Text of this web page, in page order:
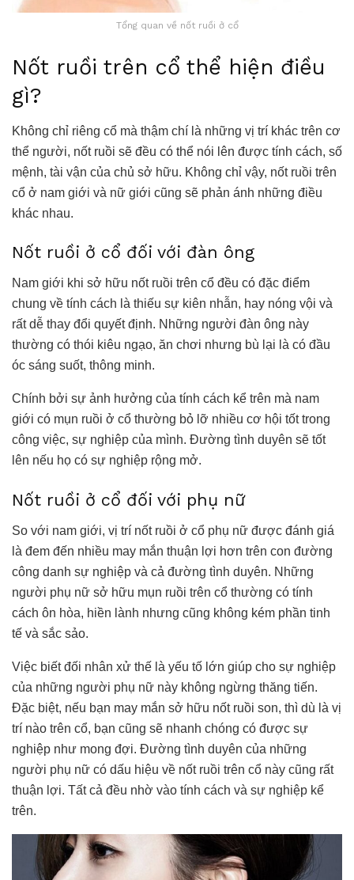
Tổng quan về nốt ruồi ở cổ
Nốt ruồi trên cổ thể hiện điều
gì?
Không chỉ riêng cổ mà thậm chí là những vị trí khác trên cơ
thể người, nốt ruồi sẽ đều có thể nói lên được tính cách, số
mệnh, tài vận của chủ sở hữu. Không chỉ vậy, nốt ruồi trên
cổ ở nam giới và nữ giới cũng sẽ phản ánh những điều
khác nhau.
Nốt ruồi ở cổ đối với đàn ông
Nam giới khi sở hữu nốt ruồi trên cổ đều có đặc điểm
chung về tính cách là thiếu sự kiên nhẫn, hay nóng vội và
rất dễ thay đổi quyết định. Những người đàn ông này
thường có thói kiêu ngạo, ăn chơi nhưng bù lại là có đầu
óc sáng suốt, thông minh.
Chính bởi sự ảnh hưởng của tính cách kể trên mà nam
giới có mụn ruồi ở cổ thường bỏ lỡ nhiều cơ hội tốt trong
công việc, sự nghiệp của mình. Đường tình duyên sẽ tốt
lên nếu họ có sự nghiệp rộng mở.
Nốt ruồi ở cổ đối với phụ nữ
So với nam giới, vị trí nốt ruồi ở cổ phụ nữ được đánh giá
là đem đến nhiều may mắn thuận lợi hơn trên con đường
công danh sự nghiệp và cả đường tình duyên. Những
người phụ nữ sở hữu mụn ruồi trên cổ thường có tính
cách ôn hòa, hiền lành nhưng cũng không kém phần tinh
tế và sắc sảo.
Việc biết đối nhân xử thế là yếu tố lớn giúp cho sự nghiệp
của những người phụ nữ này không ngừng thăng tiến.
Đặc biệt, nếu bạn may mắn sở hữu nốt ruồi son, thì dù là vị
trí nào trên cổ, bạn cũng sẽ nhanh chóng có được sự
nghiệp như mong đợi. Đường tình duyên của những
người phụ nữ có dấu hiệu về nốt ruồi trên cổ này cũng rất
thuận lợi. Tất cả đều nhờ vào tính cách và sự nghiệp kể
trên.